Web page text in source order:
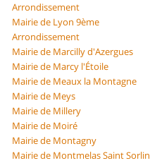
Arrondissement
Mairie de Lyon 9ème
Arrondissement
Mairie de Marcilly d'Azergues
Mairie de Marcy l'Étoile
Mairie de Meaux la Montagne
Mairie de Meys
Mairie de Millery
Mairie de Moiré
Mairie de Montagny
Mairie de Montmelas Saint Sorlin